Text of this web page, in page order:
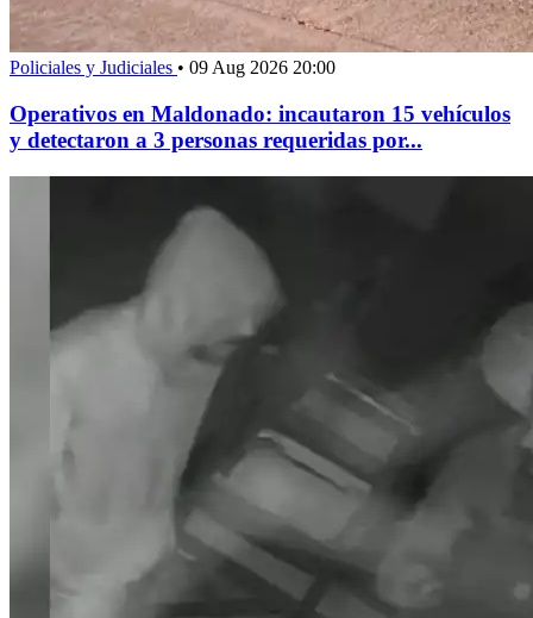
Policiales y Judiciales • 09 Aug 2026 20:00
Operativos en Maldonado: incautaron 15 vehículos
y detectaron a 3 personas requeridas por...